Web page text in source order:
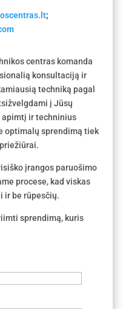
;
centras komanda
konsultaciją ir
techniką pagal
į Jūsų
apimtį ir techninius
optimalų sprendimą tiek
įrangos paruošimo
procese, kad viskas
ir be rūpesčių.
sprendimą, kuris